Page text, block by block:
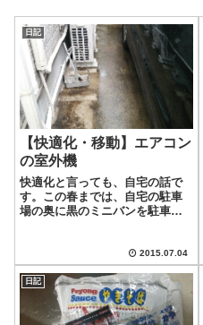
日記
【快適化・移動】エアコン
の室外機
快適化と言っても、自宅の話で
す。この春までは、自宅の駐車
場の奥に黒のミニバンを駐車し
きておりました。駐車場手前に
はCOLTがとまっており、室外機
が置いてあってもドアの開閉は
スムーズで、...
2015.07.04
日記